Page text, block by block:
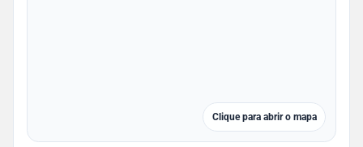
Clique para abrir o mapa